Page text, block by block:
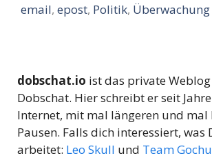
email, epost, Politik, Überwachung
dobschat.io ist das private
Dobschat. Hier schreibt er seit
Internet, mit mal längeren und mal
Pausen. Falls dich interessiert, was
arbeitet: Leo Skull und Team Gochu